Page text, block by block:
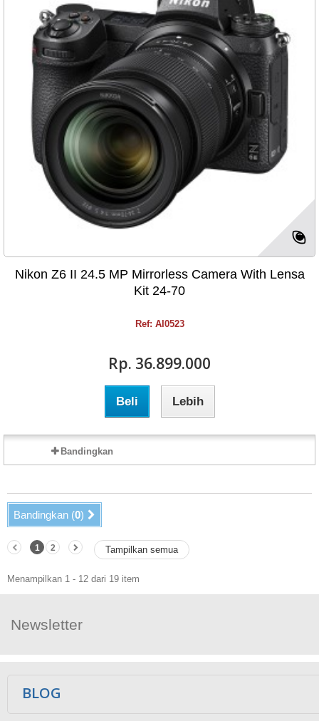
Nikon Z6 II 24.5 MP Mirrorless Camera With Lensa
Kit 24-70
Ref: AI0523
Rp‎. 36.899.000
Beli Lebih
Bandingkan
Bandingkan (0)
Tampilkan semua
1 2
Menampilkan 1 - 12 dari 19 item
Newsletter
BLOG